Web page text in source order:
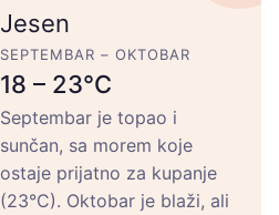
Jesen
SEPTEMBAR – OKTOBAR
18 – 23°C
Septembar je topao i
sunčan, sa morem koje
ostaje prijatno za kupanje
(23°C). Oktobar je blaži, ali